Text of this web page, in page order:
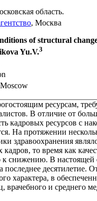
область.
, Москва
of structural
Yu.V.3
ресурсам,
. В отличие от
кадровых ресурсов с
На протяжении
здравоохранения
то время как
снижению. В настоящей
последнее десятилетие.
характера, в
и среднего